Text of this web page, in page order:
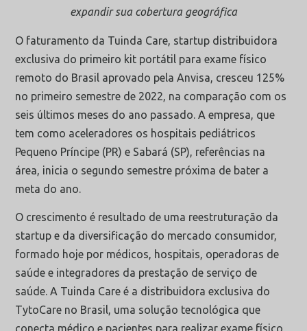
expandir sua cobertura geográfica
O faturamento da Tuinda Care, startup distribuidora
exclusiva do primeiro kit portátil para exame físico
remoto do Brasil aprovado pela Anvisa, cresceu 125%
no primeiro semestre de 2022, na comparação com os
seis últimos meses do ano passado. A empresa, que
tem como aceleradores os hospitais pediátricos
Pequeno Príncipe (PR) e Sabará (SP), referências na
área, inicia o segundo semestre próxima de bater a
meta do ano.
O crescimento é resultado de uma reestruturação da
startup e da diversificação do mercado consumidor,
formado hoje por médicos, hospitais, operadoras de
saúde e integradores da prestação de serviço de
saúde. A Tuinda Care é a distribuidora exclusiva do
TytoCare no Brasil, uma solução tecnológica que
conecta médico e pacientes para realizar exame físico